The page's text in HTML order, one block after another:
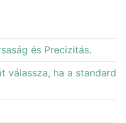
és Precizitás.
válassza, ha a standard